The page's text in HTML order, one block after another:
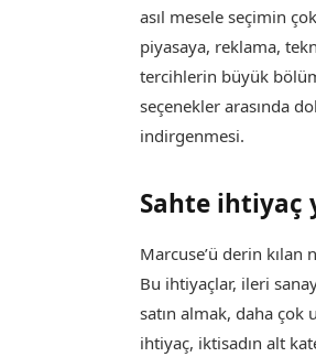
asıl mesele seçimin
piyasaya, reklama,
tercihlerin büyük
seçenekler arasında
indirgenmesi.
Sahte ihtiyaç
Marcuse’ü derin
Bu ihtiyaçlar, ileri
satın almak, daha
ihtiyaç, iktisadın alt